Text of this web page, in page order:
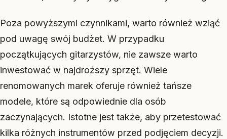
Poza powyższymi czynnikami, warto również wziąć
pod uwagę swój budżet. W przypadku
początkujących gitarzystów, nie zawsze warto
inwestować w najdroższy sprzęt. Wiele
renomowanych marek oferuje również tańsze
modele, które są odpowiednie dla osób
zaczynających. Istotne jest także, aby przetestować
kilka różnych instrumentów przed podjęciem decyzji.